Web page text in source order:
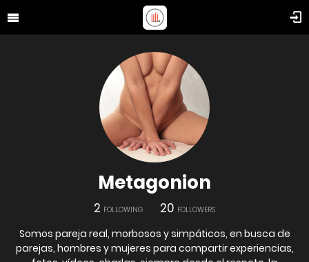
Metagonion
2 FOLLOWING 20 FOLLOWERS
Somos pareja real, morbosos y simpáticos, en busca de
parejas, hombres y mujeres para compartir experiencias,